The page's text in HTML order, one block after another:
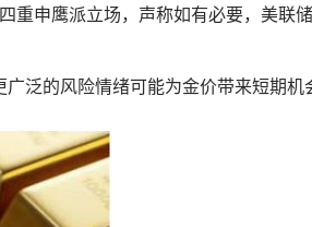
重申鹰派立场，声称如有必要，美联
泛的风险情绪可能为金价带来短期机